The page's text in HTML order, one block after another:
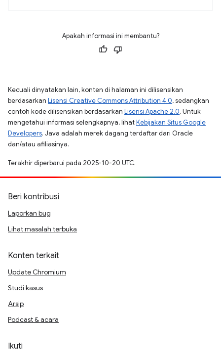
Apakah informasi ini membantu?
Kecuali dinyatakan lain, konten di halaman ini dilisensikan
berdasarkan Lisensi Creative Commons Attribution 4.0, sedangkan
contoh kode dilisensikan berdasarkan Lisensi Apache 2.0. Untuk
mengetahui informasi selengkapnya, lihatKebijakan Situs Google
Developers. Java adalah merek dagang terdaftar dari Oracle
dan/atau afiliasinya.
Terakhir diperbarui pada 2025-10-20 UTC.
Beri kontribusi
Laporkan bug
Lihat masalah terbuka
Konten terkait
Update Chromium
Studi kasus
Arsip
Podcast & acara
Ikuti